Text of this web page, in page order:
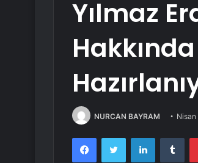
Yılmaz
NURCAN BAYRAM Nisan
FacebookTwitter LinkedIn